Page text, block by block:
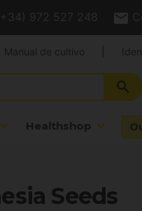
972 527 248
search
Healthshop
Manual de cultivo
Seeds